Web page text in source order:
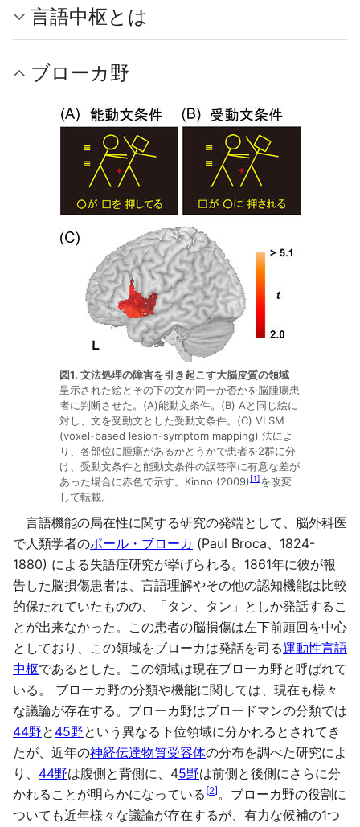
言語中枢とは
ブローカ野
図1. 文法処理の障害を引き起こす大脳皮質の領域
呈示された絵とその下の文が同一か否かを脳腫瘍患
者に判断させた。(A)能動文条件。(B) Aと同じ絵に
対し、文を受動文とした受動文条件。(C) VLSM
(voxel-based lesion-symptom mapping) 法によ
り、各部位に腫瘍があるかどうかで患者を2群に分
け、受動文条件と能動文条件の誤答率に有意な差が
あった場合に赤色で示す。Kinno (2009)[1]を改変
して転載。
言語機能の局在性に関する研究の発端として、脳外科医
で人類学者のポール・ブローカ (Paul Broca、1824-
1880) による失語症研究が挙げられる。1861年に彼が報
告した脳損傷患者は、言語理解やその他の認知機能は比較
的保たれていたものの、「タン、タン」としか発話するこ
とが出来なかった。この患者の脳損傷は左下前頭回を中心
としており、この領域をブローカは発話を司る運動性言語
中枢であるとした。この領域は現在ブローカ野と呼ばれて
いる。 ブローカ野の分類や機能に関しては、現在も様々
な議論が存在する。ブローカ野はブロードマンの分類では
44野と 45野という異なる下位領域に分かれるとされてき
たが、近年の神経伝達物質受容体の分布を調べた研究によ
り、 44野は腹側と背側に、45野は前側と後側にさらに分
かれることが明らかになっている [2]。ブローカ野の役割に
ついても近年様々な議論が存在するが、有力な候補の1つ